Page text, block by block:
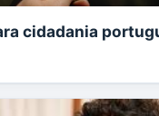
cidadania